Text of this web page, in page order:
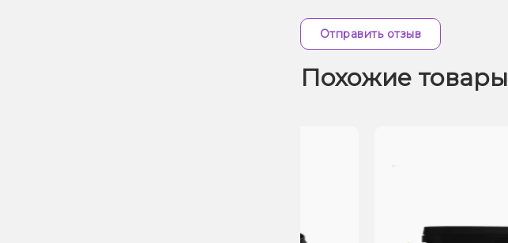
Отправить отзыв
Похожие товары